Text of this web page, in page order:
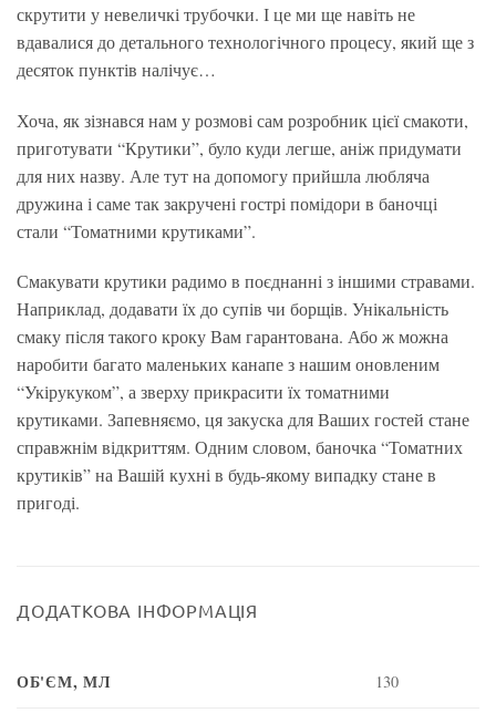
скрутити у невеличкі трубочки. І це ми ще навіть не
вдавалися до детального технологічного процесу, який ще з
десяток пунктів налічує…
Хоча, як зізнався нам у розмові сам розробник цієї смакоти,
приготувати “Крутики”, було куди легше, аніж придумати
для них назву. Але тут на допомогу прийшла любляча
дружина і саме так закручені гострі помідори в баночці
стали “Томатними крутиками”.
Смакувати крутики радимо в поєднанні з іншими стравами.
Наприклад, додавати їх до супів чи борщів. Унікальність
смаку після такого кроку Вам гарантована. Або ж можна
наробити багато маленьких канапе з нашим оновленим
“Укірукуком”, а зверху прикрасити їх томатними
крутиками. Запевняємо, ця закуска для Ваших гостей стане
справжнім відкриттям. Одним словом, баночка “Томатних
крутиків” на Вашій кухні в будь-якому випадку стане в
пригоді.
ДОДАТКОВА ІНФОРМАЦІЯ
ОБ'ЄМ, МЛ 130